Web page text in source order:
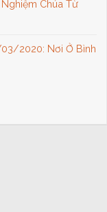
Chúa Từ
2020: Nơi Ở Bình